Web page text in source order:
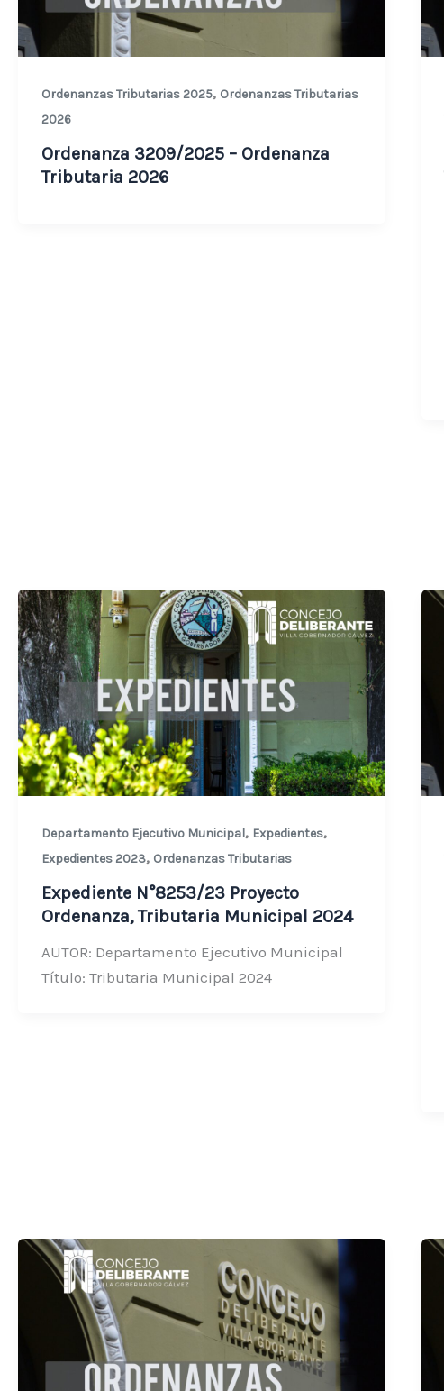
Ordenanzas Tributarias 2025, Ordenanzas Tributarias
2026
Ordenanza 3209/2025 – Ordenanza
Tributaria 2026
Departamento Ejecutivo Municipal, Expedientes,
Expedientes 2023, Ordenanzas Tributarias
Expediente N°8253/23 Proyecto
Ordenanza, Tributaria Municipal 2024
AUTOR: Departamento Ejecutivo Municipal
Título: Tributaria Municipal 2024